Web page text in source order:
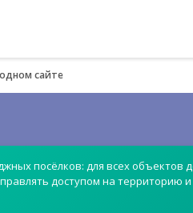
сайте
посёлков: для всех
доступом на территорию